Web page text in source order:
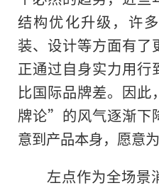
结构优化升级，许
装、设计等方面有了
正通过自身实力用行
比国际品牌差。因
牌论”的风气逐渐下
意到产品本身，愿意为
左点作为全场景